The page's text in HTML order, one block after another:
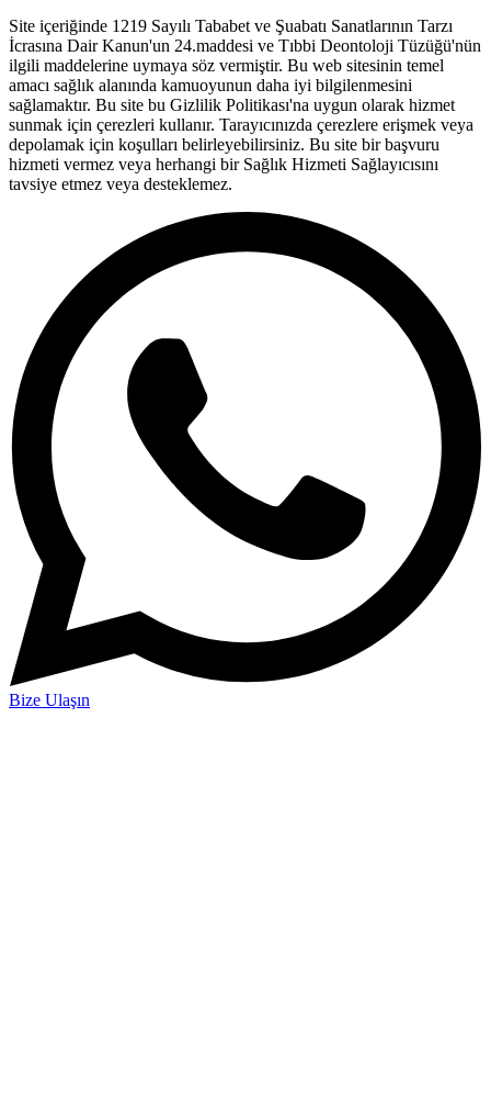
Site içeriğinde 1219 Sayılı Tababet ve Şuabatı Sanatlarının Tarzı
İcrasına Dair Kanun'un 24.maddesi ve Tıbbi Deontoloji Tüzüğü'nün
ilgili maddelerine uymaya söz vermiştir. Bu web sitesinin temel
amacı sağlık alanında kamuoyunun daha iyi bilgilenmesini
sağlamaktır. Bu site bu Gizlilik Politikası'na uygun olarak hizmet
sunmak için çerezleri kullanır. Tarayıcınızda çerezlere erişmek veya
depolamak için koşulları belirleyebilirsiniz. Bu site bir başvuru
hizmeti vermez veya herhangi bir Sağlık Hizmeti Sağlayıcısını
tavsiye etmez veya desteklemez.
Bize Ulaşın